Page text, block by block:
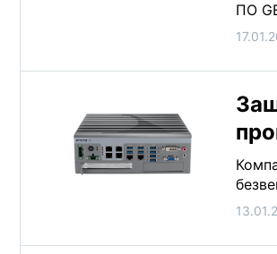
ПО